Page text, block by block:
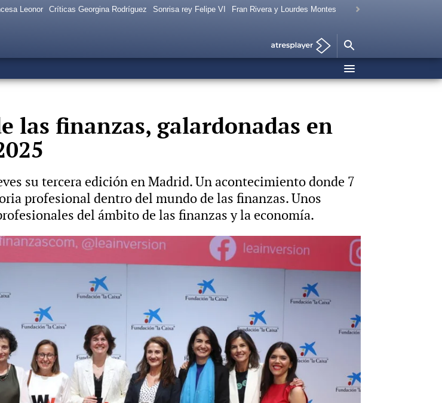
Leonor Críticas Georgina Rodríguez Sonrisa rey Felipe VI Fran Rivera y Lourdes Montes
las finanzas, galardonadas en
su tercera edición en Madrid. Un acontecimiento donde 7
profesional dentro del mundo de las finanzas. Unos
del ámbito de las finanzas y la economía.